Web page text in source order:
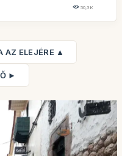
50,3K
AZ ELEJÉRE ▲
►